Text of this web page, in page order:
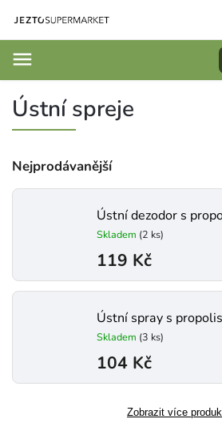
Ústní spreje
Nejprodávanější
Ústní dezodor s
Skladem (2 ks)
119 Kč
Ústní spray s
Skladem (3 ks)
104 Kč
Zobrazit více